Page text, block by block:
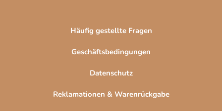
Häufig gestellte Fragen
Geschäftsbedingungen
Datenschutz
Reklamationen & Warenrückgabe